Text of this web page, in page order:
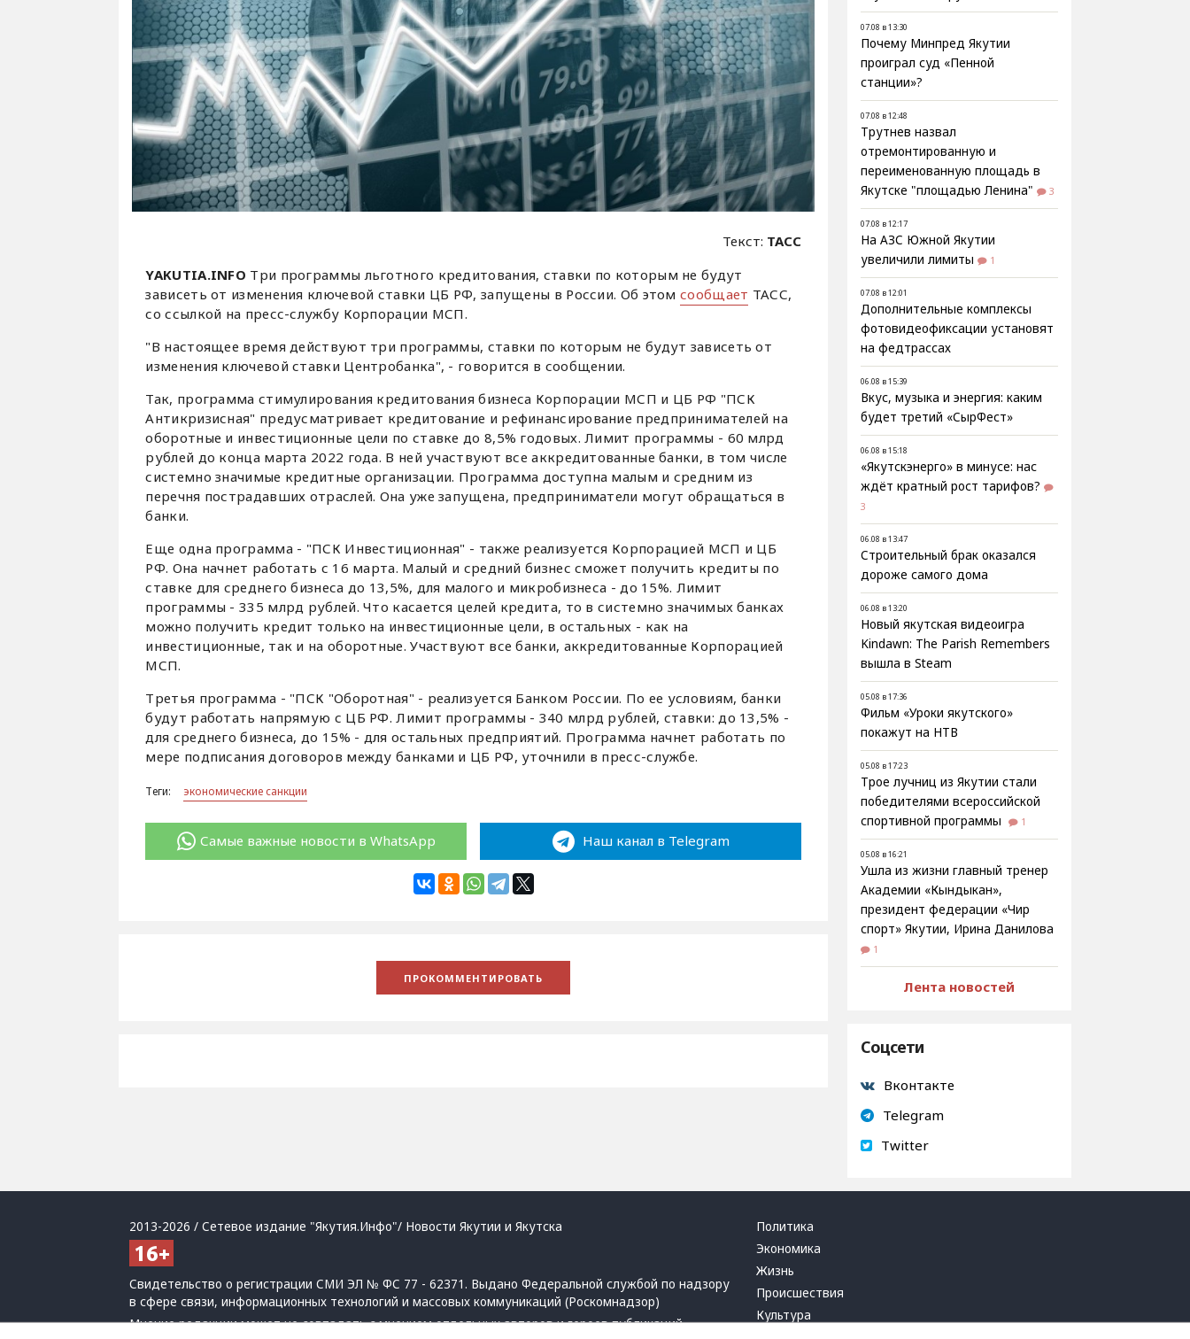
Текст: ТАСС
YAKUTIA.INFO Три программы льготного кредитования, ставки по которым не будут
зависеть от изменения ключевой ставки ЦБ РФ, запущены в России. Об этомсообщает ТАСС,
со ссылкой на пресс-службу Корпорации МСП.
"В настоящее время действуют три программы, ставки по которым не будут зависеть от
изменения ключевой ставки Центробанка", - говорится в сообщении.
Так, программа стимулирования кредитования бизнеса Корпорации МСП и ЦБ РФ "ПСК
Антикризисная" предусматривает кредитование и рефинансирование предпринимателей на
оборотные и инвестиционные цели по ставке до 8,5% годовых. Лимит программы - 60 млрд
рублей до конца марта 2022 года. В ней участвуют все аккредитованные банки, в том числе
системно значимые кредитные организации. Программа доступна малым и средним из
перечня пострадавших отраслей. Она уже запущена, предприниматели могут обращаться в
банки.
Еще одна программа - "ПСК Инвестиционная" - также реализуется Корпорацией МСП и ЦБ
РФ. Она начнет работать с 16 марта. Малый и средний бизнес сможет получить кредиты по
ставке для среднего бизнеса до 13,5%, для малого и микробизнеса - до 15%. Лимит
программы - 335 млрд рублей. Что касается целей кредита, то в системно значимых банках
можно получить кредит только на инвестиционные цели, в остальных - как на
инвестиционные, так и на оборотные. Участвуют все банки, аккредитованные Корпорацией
МСП.
Третья программа - "ПСК "Оборотная" - реализуется Банком России. По ее условиям, банки
будут работать напрямую с ЦБ РФ. Лимит программы - 340 млрд рублей, ставки: до 13,5% -
для среднего бизнеса, до 15% - для остальных предприятий. Программа начнет работать по
мере подписания договоров между банками и ЦБ РФ, уточнили в пресс-службе.
Теги: экономические санкции
Самые важные новости в WhatsApp Наш канал в Telegram
07.08 в 13:30
Почему Минпред Якутии
проиграл суд «Пенной
станции»?
07.08 в 12:48
Трутнев назвал
отремонтированную и
переименованную площадь в
Якутске "площадью Ленина"
3
07.08 в 12:17
На АЗС Южной Якутии
увеличили лимиты
1
07.08 в 12:01
Дополнительные комплексы
фотовидеофиксации установят
на федтрассах
06.08 в 15:39
Вкус, музыка и энергия: каким
будет третий «СырФест»
06.08 в 15:18
«Якутскэнерго» в минусе: нас
ждёт кратный рост тарифов?
3
06.08 в 13:47
Строительный брак оказался
дороже самого дома
06.08 в 13:20
Новый якутская видеоигра
Kindawn: The Parish Remembers
вышла в Steam
05.08 в 17:36
Фильм «Уроки якутского»
покажут на НТВ
05.08 в 17:23
Трое лучниц из Якутии стали
победителями всероссийской
спортивной программы
1
05.08 в 16:21
Ушла из жизни главный тренер
Академии «Кындыкан»,
президент федерации «Чир
спорт» Якутии, Ирина Данилова
1
Лента новостей
Соцсети
Вконтакте
Telegram
Twitter
2013-2026 / Сетевое издание "Якутия.Инфо"/ Новости Якутии и Якутска
Свидетельство о регистрации СМИ ЭЛ № ФС 77 - 62371. Выдано Федеральной службой по надзору
в сфере связи, информационных технологий и массовых коммуникаций (Роскомнадзор)
Мнение редакции может не совпадать с мнением отдельных авторов и героев публикаций.
Политика
Экономика
Жизнь
Происшествия
Культура